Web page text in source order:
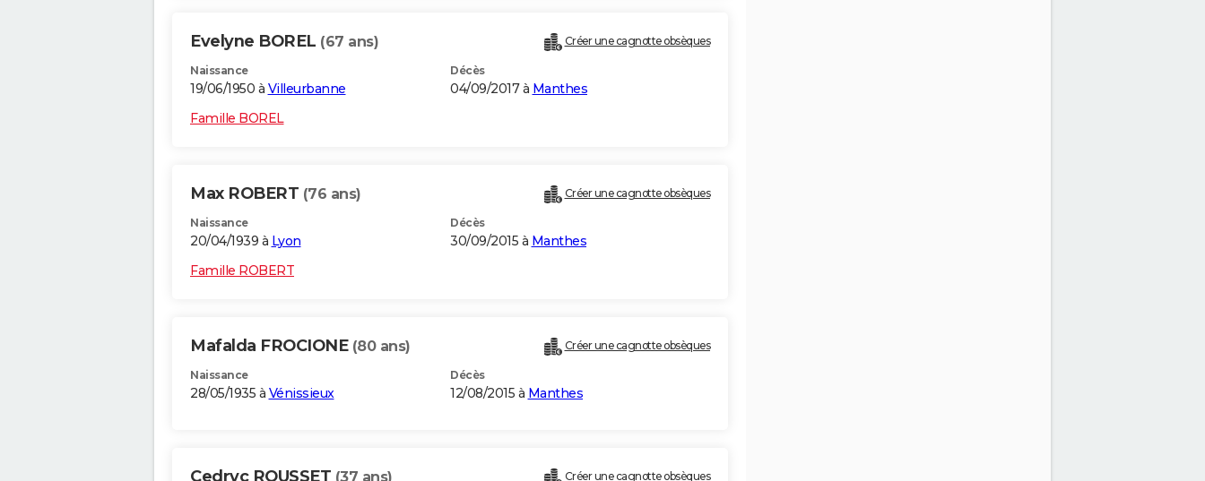
Evelyne BOREL (67 ans) Créer une cagnotte obsèques
Naissance
19/06/1950 à Villeurbanne
Décès
04/09/2017 à Manthes
Famille BOREL
Max ROBERT (76 ans) Créer une cagnotte obsèques
Naissance
20/04/1939 à Lyon
Décès
30/09/2015 à Manthes
Famille ROBERT
Mafalda FROCIONE (80 ans) Créer une cagnotte obsèques
Naissance
28/05/1935 à Vénissieux
Décès
12/08/2015 à Manthes
Cedryc ROUSSET (37 ans) Créer une cagnotte obsèques